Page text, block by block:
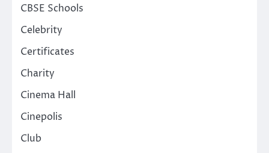
CBSE Schools
Celebrity
Certificates
Charity
Cinema Hall
Cinepolis
Club